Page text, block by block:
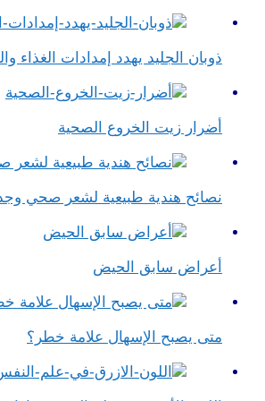
ذوبان الجليد يهدد إمدادات
أضرار زيت الخروع الصحية
نصائح هندية طبيعية لشعر صحي
أعراض سابق الحيض
متى يصبح الإسهال علامة خطر؟